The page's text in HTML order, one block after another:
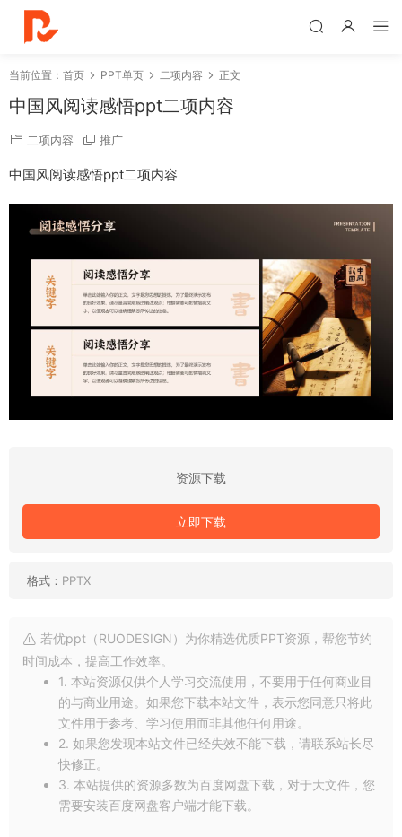
当前位置： 首页 PPT单页 二项内容 正文
中国风阅读感悟ppt二项内容
二项内容 推广
中国风阅读感悟ppt二项内容
资源下载
立即下载
格式： PPTX
若优ppt（RUODESIGN）为你精选优质PPT资源，帮您节约
时间成本，提高工作效率。
1. 本站资源仅供个人学习交流使用，不要用于任何商业目
的与商业用途。如果您下载本站文件，表示您同意只将此
文件用于参考、学习使用而非其他任何用途。
2. 如果您发现本站文件已经失效不能下载，请联系站长尽
快修正。
3. 本站提供的资源多数为百度网盘下载，对于大文件，您
需要安装百度网盘客户端才能下载。